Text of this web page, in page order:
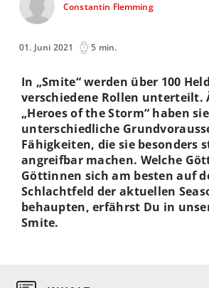
Constantin Flemming
01. Juni 2021 5 min.
In „Smite“ werden über 100
verschiedene Rollen unterteilt.
„Heroes of the Storm“ haben sie
unterschiedliche
Fähigkeiten, die sie besonders
angreifbar machen. Welche
Göttinnen sich am besten auf
Schlachtfeld der aktuellen
behaupten, erfährst Du in
Smite.